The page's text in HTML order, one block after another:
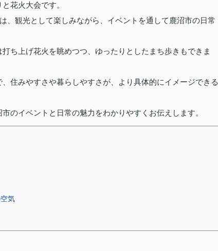
花火大会です。
、観光として楽しみながら、イベントを通して鹿沼市の日常
ち上げ花火を眺めつつ、ゆったりとしたまち歩きもできま
住みやすさや暮らしやすさが、より具体的にイメージできる
のイベントと日常の魅力をわかりやすくお伝えします。
気